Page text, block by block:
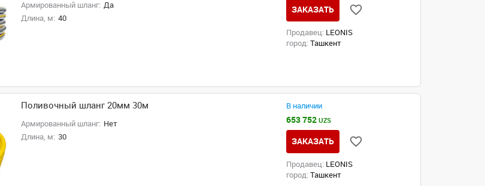
Армированный шланг: Да
Длина, м: 40
ЗАКАЗАТЬ
Продавец: LEONIS
город: Ташкент
Поливочный шланг 20мм 30м
Армированный шланг: Нет
Длина, м: 30
В наличии
653 752UZS
ЗАКАЗАТЬ
Продавец: LEONIS
город: Ташкент